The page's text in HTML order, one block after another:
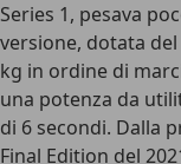
Series 1, pesava
versione, dotata del
kg in ordine di
una potenza da
di 6 secondi. Dalla
Final Edition del